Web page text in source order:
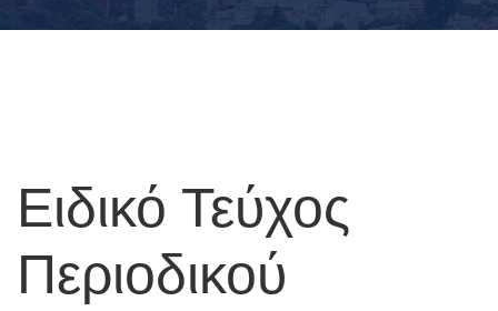
Ειδικό Τεύχος
Περιοδικού